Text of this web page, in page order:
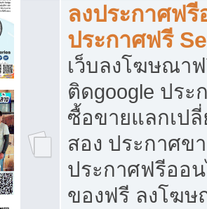
ลงประกาศฟ
ประกาศฟรี
เว็บลงโฆษณา
ติดgoogle ปร
ซื้อขายแลกเป
สอง ประกาศข
ประกาศฟรีออ
ของฟรี ลงโฆ